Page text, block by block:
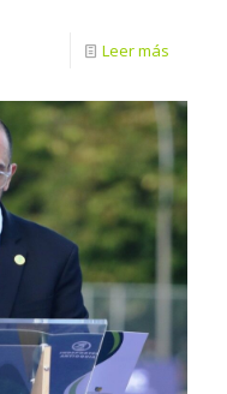
Leer más